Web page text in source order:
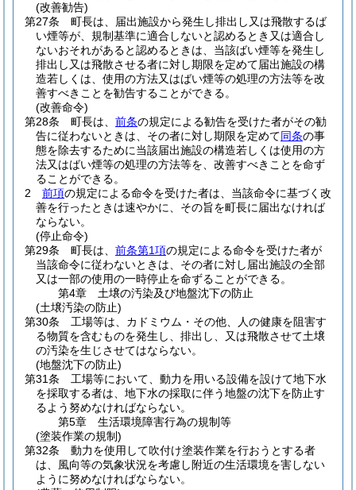
(改善勧告)
第27条
町長は、届出施設から発生し排出し又は飛散するば
い煙等が、規制基準に適合しないと認めるとき又は適合し
ないおそれがあると認めるときは、当該ばい煙等を発生し
排出し又は飛散させる者に対し期限を定めて届出施設の構
造若しくは、使用の方法又はばい煙等の処理の方法等を改
善すべきことを勧告することができる。
(改善命令)
第28条
町長は、 前条の規定による勧告を受けた者がその勧
告に従わないときは、その者に対し期限を定めて同条の事
態を除去するために当該届出施設の構造若しくは使用の方
法又はばい煙等の処理の方法等を、改善すべきことを命ず
ることができる。
2
前項の規定による命令を受けた者は、当該命令に基づく改
善を行ったときは速やかに、その旨を町長に届出なければ
ならない。
(停止命令)
第29条
町長は、 前条第1項の規定による命令を受けた者が
当該命令に従わないときは、その者に対し届出施設の全部
又は一部の使用の一時停止を命ずることができる。
第4章
土壌の汚染及び地盤沈下の防止
(土壌汚染の防止)
第30条
工場等は、カドミウム・その他、人の健康を阻害す
る物質を含むものを発生し、排出し、又は飛散させて土壌
の汚染を生じさせてはならない。
(地盤沈下の防止)
第31条
工場等において、動力を用いる設備を設けて地下水
を採取する者は、地下水の採取に伴う地盤の沈下を防止す
るよう努めなければならない。
第5章
生活環境障害行為の規制等
(塗装作業の規制)
第32条
動力を使用して吹付け塗装作業を行おうとする者
は、風向等の気象状況を考慮し附近の生活環境を害しない
ように努めなければならない。